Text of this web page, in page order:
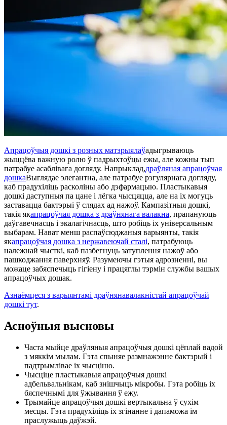
Апрацоўчыя дошкі з розных матэрыялаўадыгрываюць
жыццёва важную ролю ў падрыхтоўцы ежы, але кожны тып
патрабуе асаблівага догляду. Напрыклад,драўляная апрацоўчая
дошкаВыглядае элегантна, але патрабуе рэгулярнага догляду,
каб прадухіліць расколіны або дэфармацыю. Пластыкавыя
дошкі даступныя па цане і лёгка чысцяцца, але на іх могуць
заставацца бактэрыі ў слядах ад нажоў. Кампазітныя дошкі,
такія якапрацоўчая дошка з драўнянага валакна, прапануюць
даўгавечнасць і экалагічнасць, што робіць іх універсальным
выбарам. Нават менш распаўсюджаныя варыянты, такія
якапрацоўчая дошка з нержавеючай сталі, патрабуюць
належнай чысткі, каб пазбегнуць затуплення нажоў або
пашкоджання паверхняў. Разумеючы гэтыя адрозненні, вы
можаце забяспечыць гігіену і працяглы тэрмін службы вашых
апрацоўчых дошак.
Азнаёмцеся з варыянтамі драўнянавалакністай апрацоўчай
дошкі тут.
Асноўныя высновы
Часта мыйце драўляныя апрацоўчыя дошкі цёплай вадой
з мяккім мылам. Гэта спыняе размнажэнне бактэрый і
падтрымлівае іх чысціню.
Чысціце пластыкавыя апрацоўчыя дошкі
адбельвальнікам, каб знішчыць мікробы. Гэта робіць іх
бяспечнымі для ўжывання ў ежу.
Трымайце апрацоўчыя дошкі вертыкальна ў сухім
месцы. Гэта прадухіліць іх згінанне і дапаможа ім
праслужыць даўжэй.